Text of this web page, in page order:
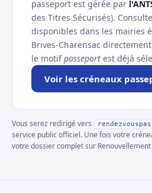
passeport est gérée par
des Titres Sécurisés).
disponibles dans les mairies
Brives-Charensac
le motifpasseport est déjà
Voir les créneaux
Vous serez redirigé vers
service public officiel. Une fois votre
votre dossier complet sur